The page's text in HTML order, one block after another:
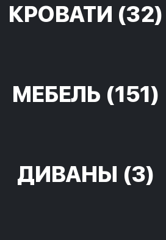
КРОВАТИ (32)
МЕБЕЛЬ (151)
ДИВАНЫ (3)